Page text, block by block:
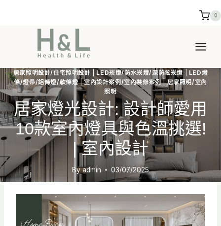
0
居家照明設計/住宅照明設計 |LED崁燈/防水崁燈/深防眩崁燈
LED燈
條/燈帶/鋁條燈/軟條燈|室內設計案例/室內裝修案例|居家照明/室內
照明
居家燈光設計: 設計師愛用
10款室內燈具與色溫挑選!
| 室內設計
Byadmin 03/07/2025